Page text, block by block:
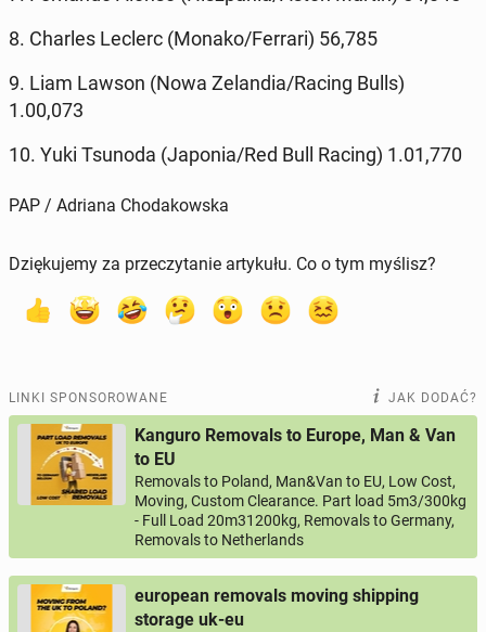
8. Charles Leclerc (Monako/Ferrari) 56,785
9. Liam Lawson (Nowa Ze­lan­dia/Racing Bulls)
1.00,073
10. Yuki Tsunoda (Japonia/Red Bull Racing) 1.01,770
PAP / Adriana Chodakowska
Dziękujemy za przeczytanie artykułu. Co o tym myślisz?
LINKI SPONSOROWANE JAK DODAĆ?
Kanguro Removals to Europe, Man & Van
to EU
Removals to Poland, Man&Van to EU, Low Cost,
Moving, Custom Clearance. Part load 5m3/300kg
- Full Load 20m31200kg, Removals to Germany,
Removals to Netherlands
european removals moving shipping
storage uk-eu